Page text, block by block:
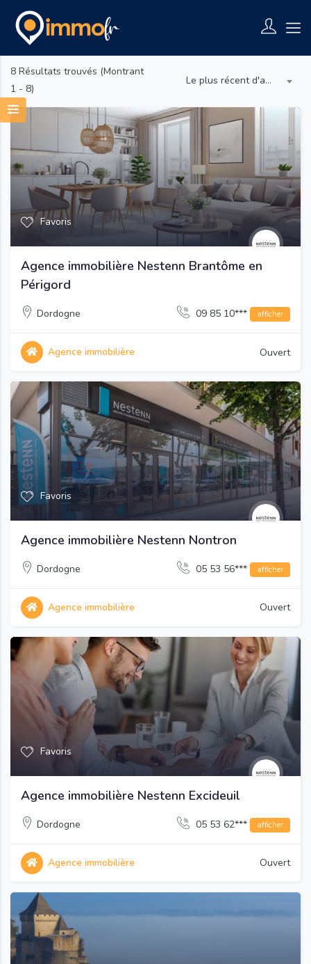
8 Résultats trouvés (Montrant
1 - 8)
Le plus récent d'abord
Favoris
Agence immobilière Nestenn Brantôme en
Périgord
Dordogne 09 85 10*** afficher
Agence immobilière Ouvert
Favoris
Agence immobilière Nestenn Nontron
Dordogne 05 53 56*** afficher
Agence immobilière Ouvert
Favoris
Agence immobilière Nestenn Excideuil
Dordogne 05 53 62*** afficher
Agence immobilière Ouvert